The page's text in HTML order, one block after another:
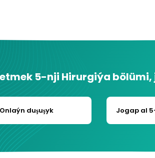
5-nji Hirurgiýa bölümi,
Onlaýn duşuşyk Jogap al